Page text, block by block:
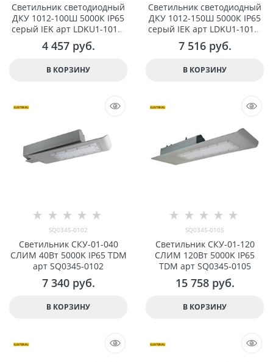
Светильник светодиодный
ДКУ 1012-100Ш 5000К IP65
серый IEK арт LDKU1-1012-
100-5000-K03
4 457 руб.
В КОРЗИНУ
Светильник светодиодный
ДКУ 1012-150Ш 5000К IP65
серый IEK арт LDKU1-1012-
150-5000-K03
7 516 руб.
В КОРЗИНУ
SQ0345-0102
Светильник СКУ-01-040
СЛИМ 40Вт 5000K IP65 TDM
арт SQ0345-0102
7 340 руб.
В КОРЗИНУ
SQ0345-0105
Светильник СКУ-01-120
СЛИМ 120Вт 5000K IP65
TDM арт SQ0345-0105
15 758 руб.
В КОРЗИНУ